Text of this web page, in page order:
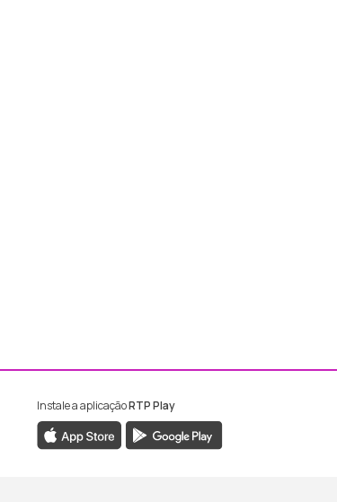
RTP Madeira
da RTP Madeira
Instale a aplicaçãoRTP Play